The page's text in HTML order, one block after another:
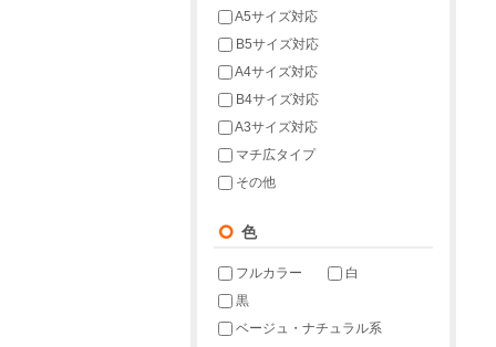
A5サイズ対応
B5サイズ対応
A4サイズ対応
B4サイズ対応
A3サイズ対応
マチ広タイプ
その他
色
フルカラー
白
黒
ベージュ・ナチュラル系